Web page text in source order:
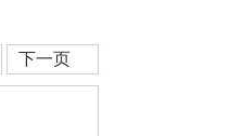
下一页